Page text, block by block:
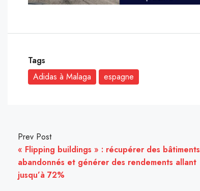
Tags
Adidas à Malaga
espagne
Prev Post
« Flipping buildings » : récupérer des bâtiments
abandonnés et générer des rendements allant
jusqu’à 72%